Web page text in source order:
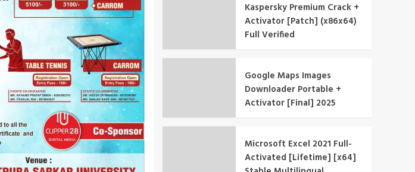
Kaspersky Premium Crack +
Activator [Patch] (x86x64)
Full Verified
Google Maps Images
Downloader Portable +
Activator [Final] 2025
Microsoft Excel 2021 Full-
Activated [Lifetime] [x64]